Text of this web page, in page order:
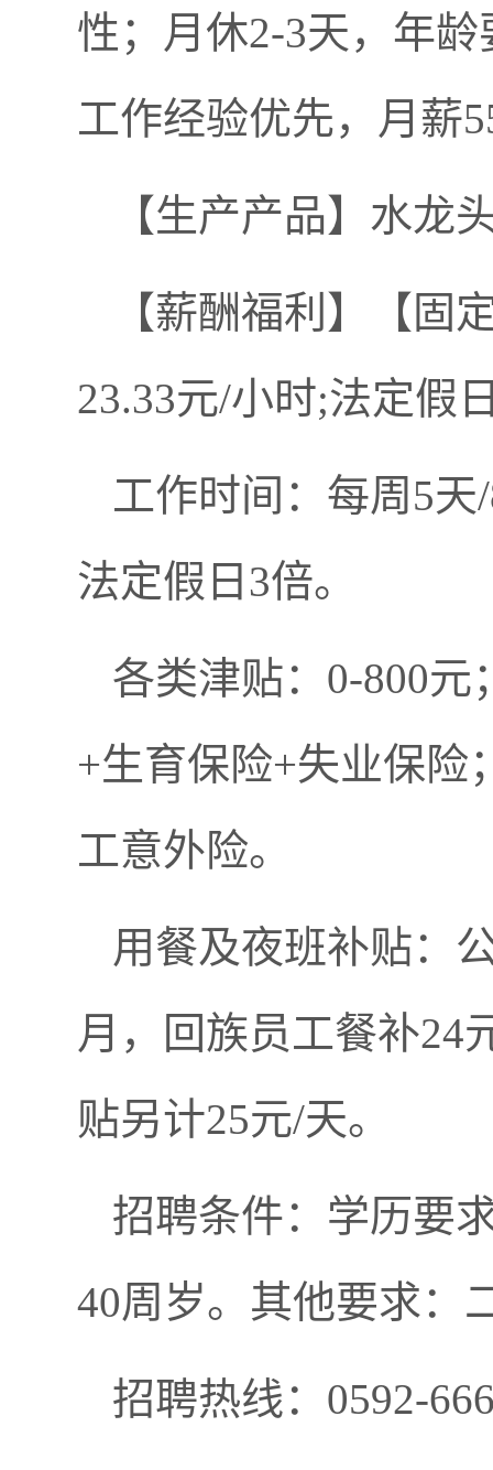
性；月休2-3天，年
工作经验优先，月薪
【生产产品】水龙
【薪酬福利】【固
23.33元/小时;法定假
工作时间：每周5
法定假日3倍。
各类津贴：0-800
+生育保险+失业保险
工意外险。
用餐及夜班补贴：
月，回族员工餐补24
贴另计25元/天。
招聘条件：学历要
40周岁。其他要求：
招聘热线：0592-